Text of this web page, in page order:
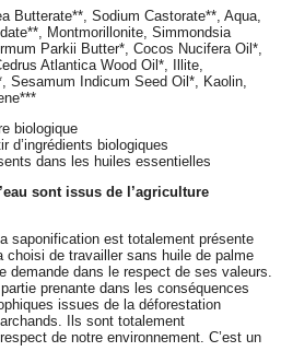
Butterate**, Sodium Castorate**, Aqua,
Montmorillonite, Simmondsia
Parkii Butter*, Cocos Nucifera Oil*,
Atlantica Wood Oil*, Illite,
Sesamum Indicum Seed Oil*, Kaolin,
biologique
d’ingrédients biologiques
dans les huiles essentielles
sont issus de l’agriculture
saponification est totalement présente
de travailler sans huile de palme
demande dans le respect de ses valeurs.
prenante dans les conséquences
issues de la déforestation
Ils sont totalement
de notre environnement. C’est un